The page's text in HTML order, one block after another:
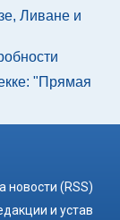
Ливане и
"Прямая
новости (RSS)
и устав